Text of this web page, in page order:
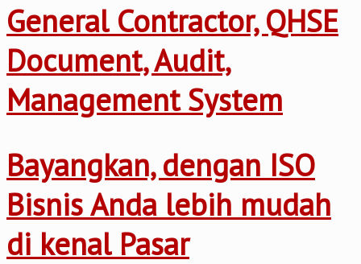
General Contractor, QHSE
Document, Audit,
Management System
Bayangkan, dengan ISO
Bisnis Anda lebih mudah
di kenal Pasar